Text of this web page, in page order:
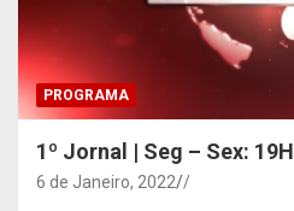
PROGRAMA
1º Jornal | Seg – Sex: 19H
6 de Janeiro, 2022 /